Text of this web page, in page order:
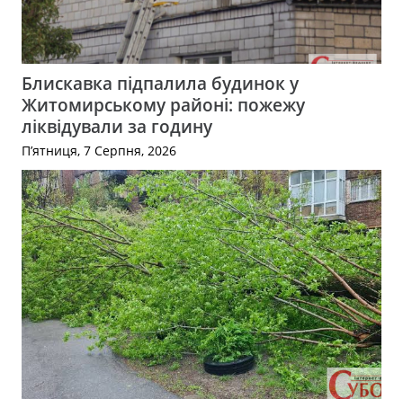
Блискавка підпалила будинок у
Житомирському районі: пожежу
ліквідували за годину
П’ятниця, 7 Серпня, 2026